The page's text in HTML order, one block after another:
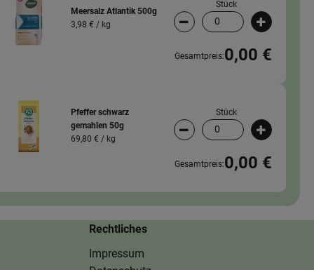
ändern
Meersalz Atlantik 500g
3,98 € / kg
Stück
Artikelanzahl verringern
Gesamtpreis:0,00 €
ändern
Pfeffer schwarz
gemahlen 50g
69,80 € / kg
Stück
Artikelanzahl verringern
Gesamtpreis:0,00 €
Rechtliches
Impressum